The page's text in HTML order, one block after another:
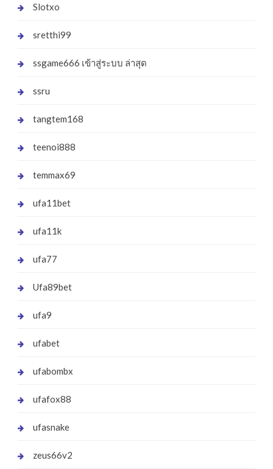
Slotxo
sretthi99
ssgame666 เข้าสู่ระบบ ล่าสุด
ssru
tangtem168
teenoi888
temmax69
ufa11bet
ufa11k
ufa77
Ufa89bet
ufa9
ufabet
ufabombx
ufafox88
ufasnake
zeus66v2